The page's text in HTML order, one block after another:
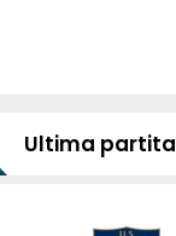
Ultima partita